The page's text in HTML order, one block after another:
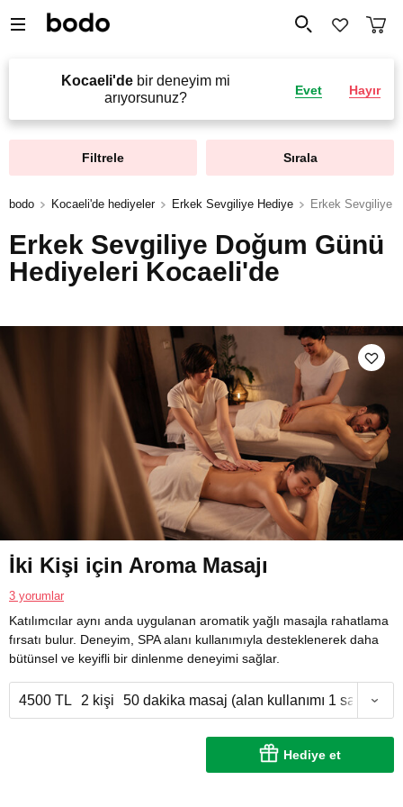
Kocaeli'debir deneyim mi
arıyorsunuz?
Evet Hayır
Filtrele Sırala
bodo Kocaeli'de hediyeler Erkek Sevgiliye Hediye Erkek Sevgiliye
Erkek Sevgiliye Doğum Günü
Hediyeleri Kocaeli'de
İki Kişi için Aroma Masajı
3 yorumlar
Katılımcılar aynı anda uygulanan aromatik yağlı masajla rahatlama
fırsatı bulur. Deneyim, SPA alanı kullanımıyla desteklenerek daha
bütünsel ve keyifli bir dinlenme deneyimi sağlar.
4500 TL 2 kişi 50 dakika masaj (alan kullanımı 1 saat)
Hediye et